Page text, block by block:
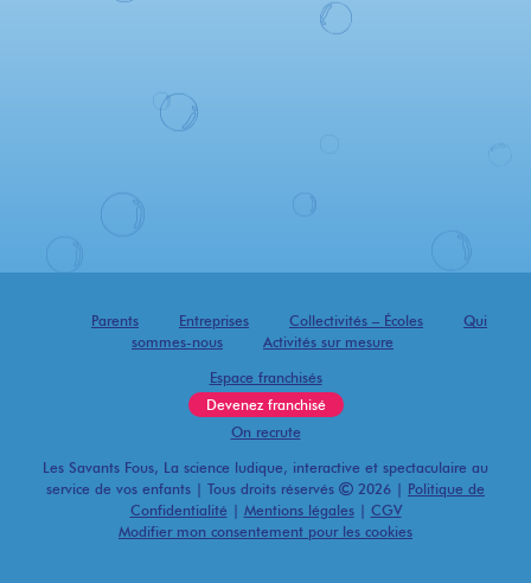
Parents Entreprises Collectivités – Écoles
Qui
sommes-nous
Activités sur mesure
Espace franchisés
Devenez franchisé
On recrute
Les Savants Fous, La science ludique, interactive et spectaculaire au
service de vos enfants | Tous droits réservés
2026 | Politique de
Confidentialité | Mentions légales| CGV
Modifier mon consentement pour les cookies